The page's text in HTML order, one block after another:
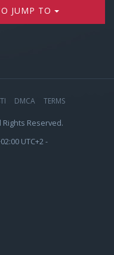
JUMP TO
DMCA TERMS
Rights Reserved.
UTC+2 -